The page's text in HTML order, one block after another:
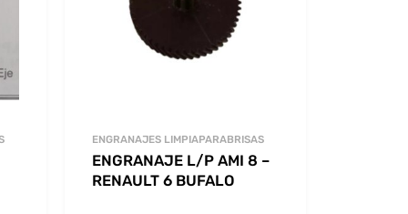
ENGRANAJES LIMPIAPARABRISAS
ENGRANAJE L/P AMI 8 –
RENAULT 6 BUFALO